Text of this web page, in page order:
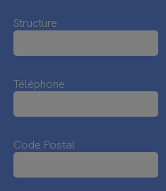
Structure
Téléphone
Code Postal